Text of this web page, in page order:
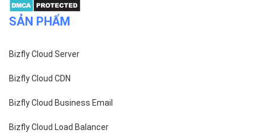
SẢN PHẨM
Bizfly Cloud Server
Bizfly Cloud CDN
Bizfly Cloud Business Email
Bizfly Cloud Load Balancer